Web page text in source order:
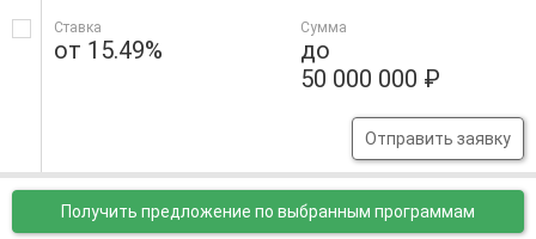
Ставка
от 15.49%
Сумма
до
50 000 000 ₽
Отправить заявку
Получить предложение по выбранным программам